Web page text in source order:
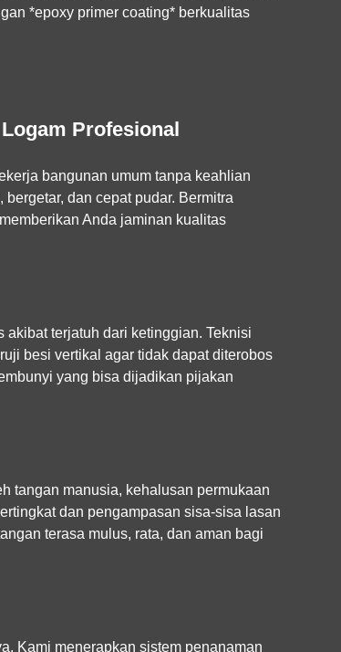
*epoxy primer coating* berkualitas
Profesional
bangunan umum tanpa keahlian
dan cepat pudar. Bermitra
memberikan Anda jaminan kualitas
terjatuh dari ketinggian. Teknisi
besi vertikal agar tidak dapat diterobos
yang bisa dijadikan pijakan
tangan manusia, kehalusan permukaan
dan pengampasan sisa-sisa lasan
terasa mulus, rata, dan aman bagi
Kami menerapkan sistem penanaman